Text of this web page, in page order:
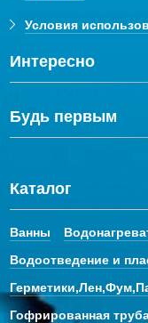
Условия
Интересно
Будь первым
Каталог
Ванны
Водоотведение и
Гофрированная